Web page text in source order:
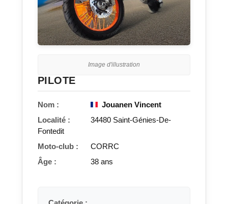
Image d'illustration
PILOTE
Nom :
Jouanen Vincent
Localité :
34480 Saint-Génies-De-
Fontedit
Moto-club :
CORRC
Âge :
38 ans